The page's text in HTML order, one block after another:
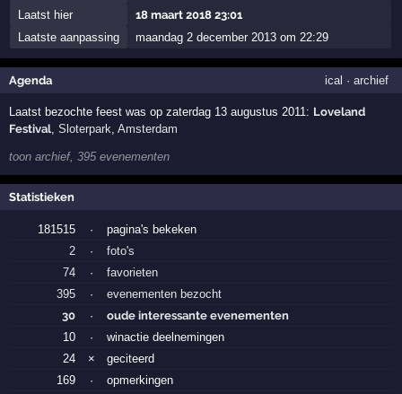
Laatst hier
18 maart 2018 23:01
Laatste aanpassing
maandag 2 december 2013 om 22:29
Agenda ical · archief
Laatst bezochte feest was op zaterdag 13 augustus 2011: Loveland
Festival ,Sloterpark ,Amsterdam
toon archief, 395 evenementen
Statistieken
181515 ·
pagina's bekeken
2
·
foto's
74
·
favorieten
395
·
evenementen bezocht
30
·
oude interessante evenementen
10
·
winactie deelnemingen
24
×
geciteerd
169
·
opmerkingen